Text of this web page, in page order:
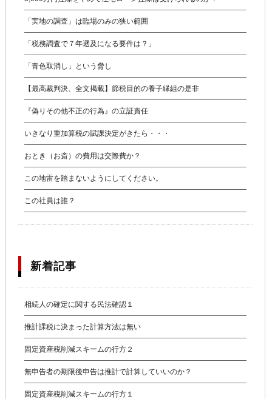
「実地の調査」は臨場のみの狭い範囲
「税務調査で７年遡及になる要件は？」
「青色取消し」という脅し
【最高裁判決、全文掲載】節税目的の養子縁組の是非
『偽りその他不正の行為』の立証責任
いきなり重加算税の賦課決定がきたら・・・
おとき（お斎）の費用は交際費か？
この地雷を踏まないようにしてください。
この社員は誰？
新着記事
相続人の確定に関する民法確認１
推計課税に決まった計算方法は無い
固定資産税削減スキームの行方２
無申告者の期限後申告は推計で計算していいのか？
固定資産税削減スキームの行方１